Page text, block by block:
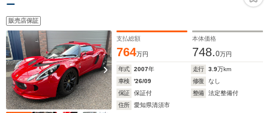
ー
販売店保証
支払総額
764万円
本体価格
748.0万円
年式 2007年 走行 3.9万km
車検
'26/09 修復
なし
保証
保証付 整備
法定整備付
住所
愛知県清須市